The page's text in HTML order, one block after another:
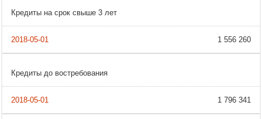
Кредиты на срок свыше 3 лет
1 556 260
Кредиты до востребования
1 796 341